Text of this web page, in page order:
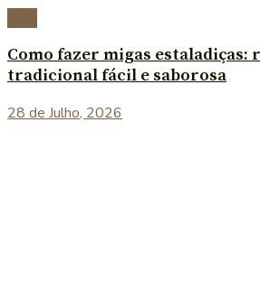
Como fazer migas estaladiças:
tradicional fácil e saborosa
28 de Julho, 2026